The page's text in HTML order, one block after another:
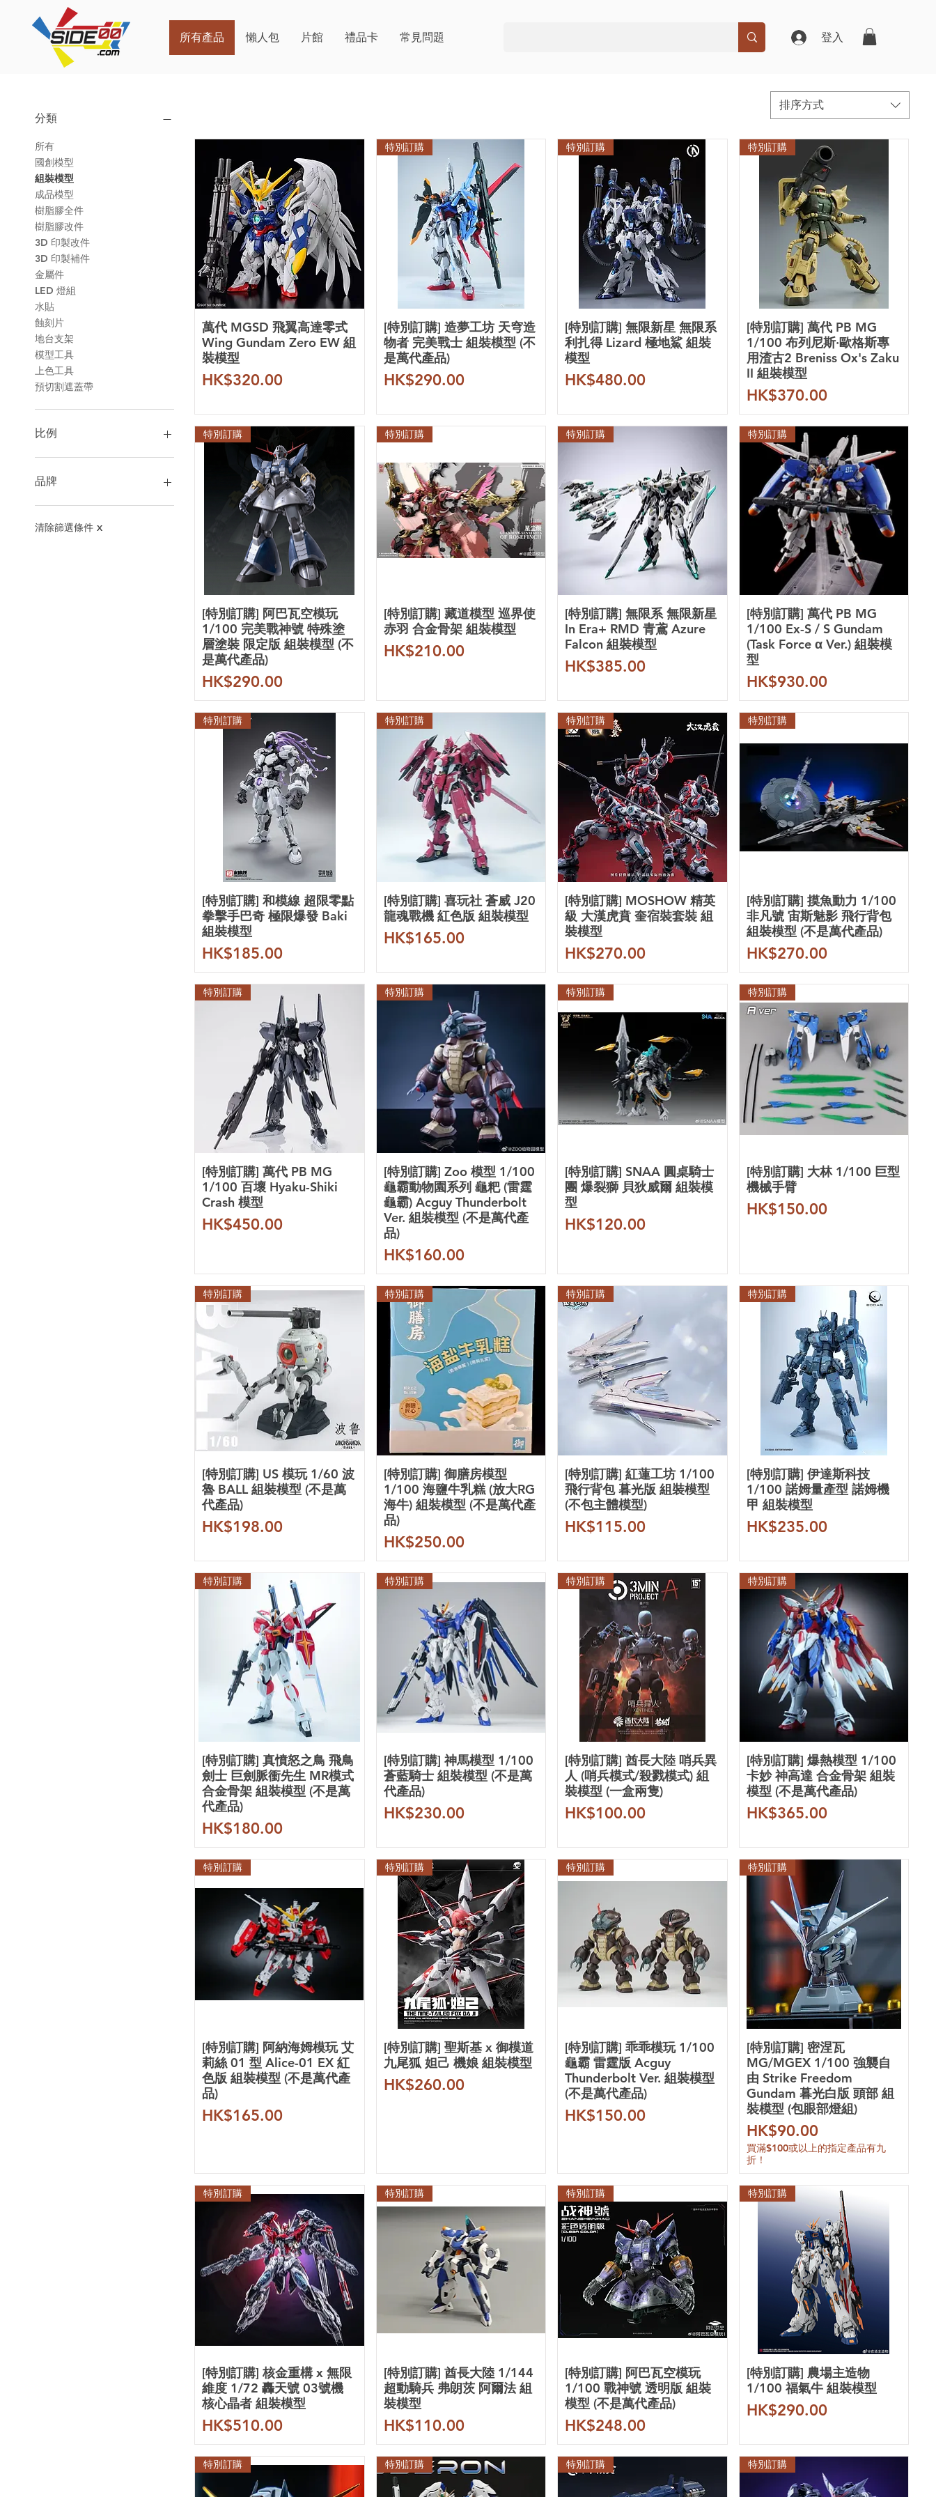
所有產品 懶人包 片館 禮品卡 常見問題 登入
分類
所有
國創模型
組裝模型
成品模型
樹脂膠全件
樹脂膠改件
3D 印製改件
3D 印製補件
金屬件
LED 燈組
水貼
蝕刻片
地台支架
模型工具
上色工具
預切割遮蓋帶
比例
1/35
1/48
1/60
1/72
品牌
萬代
財喵喵
清除篩選條件 X
排序方式
萬代 MGSD 飛翼高達零式
Wing Gundam Zero EW 組
裝模型
價格
HK$320.00
特別訂購
[特別訂購] 造夢工坊 天穹造
物者 完美戰士 組裝模型 (不
是萬代產品)
價格
HK$290.00
特別訂購
[特別訂購] 無限新星 無限系
利扎得 Lizard 極地鯊 組裝
模型
價格
HK$480.00
特別訂購
[特別訂購] 萬代 PB MG
1/100 布列尼斯·歐格斯專
用渣古2 Breniss Ox's Zaku
II 組裝模型
價格
HK$370.00
特別訂購
[特別訂購] 阿巴瓦空模玩
1/100 完美戰神號 特殊塗
層塗裝 限定版 組裝模型 (不
是萬代產品)
價格
HK$290.00
特別訂購
[特別訂購] 藏道模型 巡界使
赤羽 合金骨架 組裝模型
價格
HK$210.00
特別訂購
[特別訂購] 無限系 無限新星
In Era+ RMD 青鳶 Azure
Falcon 組裝模型
價格
HK$385.00
特別訂購
[特別訂購] 萬代 PB MG
1/100 Ex-S / S Gundam
(Task Force α Ver.) 組裝模
型
價格
HK$930.00
特別訂購
[特別訂購] 和模線 超限零點
拳擊手巴奇 極限爆發 Baki
組裝模型
價格
HK$185.00
特別訂購
[特別訂購] 喜玩社 蒼威 J20
龍魂戰機 紅色版 組裝模型
價格
HK$165.00
特別訂購
[特別訂購] MOSHOW 精英
級 大漢虎賁 奎宿裝套裝 組
裝模型
價格
HK$270.00
特別訂購
[特別訂購] 摸魚動力 1/100
非凡號 宙斯魅影 飛行背包
組裝模型 (不是萬代產品)
價格
HK$270.00
特別訂購
[特別訂購] 萬代 PB MG
1/100 百壞 Hyaku-Shiki
Crash 模型
價格
HK$450.00
特別訂購
[特別訂購] Zoo 模型 1/100
龜霸動物園系列 龜粑 (雷霆
龜霸) Acguy Thunderbolt
Ver. 組裝模型 (不是萬代產
品)
價格
HK$160.00
特別訂購
[特別訂購] SNAA 圓桌騎士
團 爆裂獅 貝狄威爾 組裝模
型
價格
HK$120.00
特別訂購
[特別訂購] 大林 1/100 巨型
機械手臂
價格
HK$150.00
特別訂購
[特別訂購] US 模玩 1/60 波
魯 BALL 組裝模型 (不是萬
代產品)
價格
HK$198.00
特別訂購
[特別訂購] 御膳房模型
1/100 海鹽牛乳糕 (放大RG
海牛) 組裝模型 (不是萬代產
品)
價格
HK$250.00
特別訂購
[特別訂購] 紅蓮工坊 1/100
飛行背包 暮光版 組裝模型
(不包主體模型)
價格
HK$115.00
特別訂購
[特別訂購] 伊達斯科技
1/100 諾姆量產型 諾姆機
甲 組裝模型
價格
HK$235.00
特別訂購
[特別訂購] 真憤怒之鳥 飛鳥
劍士 巨劍脈衝先生 MR模式
合金骨架 組裝模型 (不是萬
代產品)
價格
HK$180.00
特別訂購
[特別訂購] 神馬模型 1/100
蒼藍騎士 組裝模型 (不是萬
代產品)
價格
HK$230.00
特別訂購
[特別訂購] 酋長大陸 哨兵異
人 (哨兵模式/殺戮模式) 組
裝模型 (一盒兩隻)
價格
HK$100.00
特別訂購
[特別訂購] 爆熱模型 1/100
卡妙 神高達 合金骨架 組裝
模型 (不是萬代產品)
價格
HK$365.00
特別訂購
[特別訂購] 阿納海姆模玩 艾
莉絲 01 型 Alice-01 EX 紅
色版 組裝模型 (不是萬代產
品)
價格
HK$165.00
特別訂購
[特別訂購] 聖斯基 x 御模道
九尾狐 妲己 機娘 組裝模型
價格
HK$260.00
特別訂購
[特別訂購] 乖乖模玩 1/100
龜霸 雷霆版 Acguy
Thunderbolt Ver. 組裝模型
(不是萬代產品)
價格
HK$150.00
特別訂購
[特別訂購] 密涅瓦
MG/MGEX 1/100 強襲自
由 Strike Freedom
Gundam 暮光白版 頭部 組
裝模型 (包眼部燈組)
價格
HK$90.00
買滿$100或以上的指定產品有九
折！
特別訂購
[特別訂購] 核金重構 x 無限
維度 1/72 轟天號 03號機
核心晶者 組裝模型
價格
HK$510.00
特別訂購
[特別訂購] 酋長大陸 1/144
超動騎兵 弗朗茨 阿爾法 組
裝模型
價格
HK$110.00
特別訂購
[特別訂購] 阿巴瓦空模玩
1/100 戰神號 透明版 組裝
模型 (不是萬代產品)
價格
HK$248.00
特別訂購
[特別訂購] 農場主造物
1/100 福氣牛 組裝模型
價格
HK$290.00
特別訂購 特別訂購 特別訂購 特別訂購